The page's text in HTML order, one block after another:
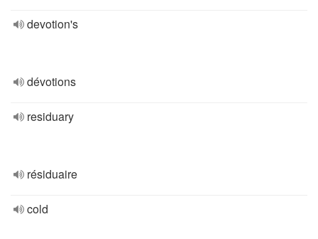
devotion's
dévotions
residuary
résiduaire
cold